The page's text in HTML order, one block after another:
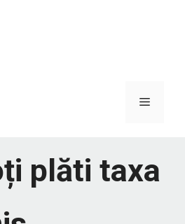
Meniu
plăti taxa